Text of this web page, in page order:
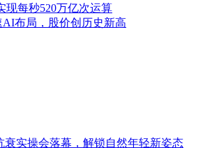
现每秒520万亿次运算
布局，股价创历史新高
衰实操会落幕，解锁自然年轻新姿态